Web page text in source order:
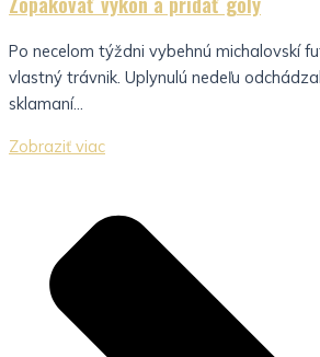
Po necelom týždni vybehnú michalovskí
vlastný trávnik. Uplynulú nedeľu
sklamaní...
Zobraziť viac